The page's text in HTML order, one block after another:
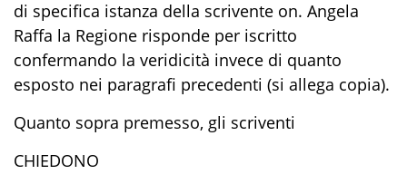
di specifica istanza della scrivente on. Angela
Raffa la Regione risponde per iscritto
confermando la veridicità invece di quanto
esposto nei paragrafi precedenti (si allega copia).
Quanto sopra premesso, gli scriventi
CHIEDONO